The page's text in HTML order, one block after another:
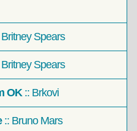
Britney Spears
Britney Spears
OK:: Brkovi
:: Bruno Mars